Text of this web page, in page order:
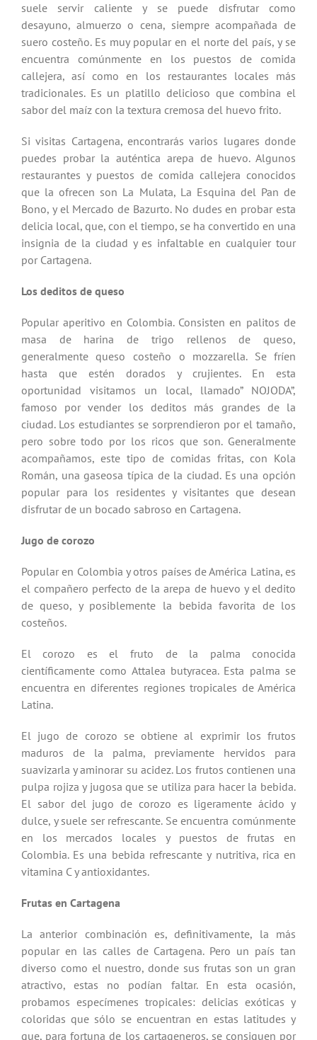
suele servir caliente y se puede disfrutar como
desayuno, almuerzo o cena, siempre acompañada de
suero costeño. Es muy popular en el norte del país, y se
encuentra comúnmente en los puestos de comida
callejera, así como en los restaurantes locales más
tradicionales. Es un platillo delicioso que combina el
sabor del maíz con la textura cremosa del huevo frito.
Si visitas Cartagena, encontrarás varios lugares donde
puedes probar la auténtica arepa de huevo. Algunos
restaurantes y puestos de comida callejera conocidos
que la ofrecen son La Mulata, La Esquina del Pan de
Bono, y el Mercado de Bazurto. No dudes en probar esta
delicia local, que, con el tiempo, se ha convertido en una
insignia de la ciudad y es infaltable en cualquier tour
por Cartagena.
Los deditos de queso
Popular aperitivo en Colombia. Consisten en palitos de
masa de harina de trigo rellenos de queso,
generalmente queso costeño o mozzarella. Se fríen
hasta que estén dorados y crujientes. En esta
oportunidad visitamos un local, llamado” NOJODA”,
famoso por vender los deditos más grandes de la
ciudad. Los estudiantes se sorprendieron por el tamaño,
pero sobre todo por los ricos que son. Generalmente
acompañamos, este tipo de comidas fritas, con Kola
Román, una gaseosa típica de la ciudad. Es una opción
popular para los residentes y visitantes que desean
disfrutar de un bocado sabroso en Cartagena.
Jugo de corozo
Popular en Colombia y otros países de América Latina, es
el compañero perfecto de la arepa de huevo y el dedito
de queso, y posiblemente la bebida favorita de los
costeños.
El corozo es el fruto de la palma conocida
científicamente como Attalea butyracea. Esta palma se
encuentra en diferentes regiones tropicales de América
Latina.
El jugo de corozo se obtiene al exprimir los frutos
maduros de la palma, previamente hervidos para
suavizarla y aminorar su acidez. Los frutos contienen una
pulpa rojiza y jugosa que se utiliza para hacer la bebida.
El sabor del jugo de corozo es ligeramente ácido y
dulce, y suele ser refrescante. Se encuentra comúnmente
en los mercados locales y puestos de frutas en
Colombia. Es una bebida refrescante y nutritiva, rica en
vitamina C y antioxidantes.
Frutas en Cartagena
La anterior combinación es, definitivamente, la más
popular en las calles de Cartagena. Pero un país tan
diverso como el nuestro, donde sus frutas son un gran
atractivo, estas no podían faltar. En esta ocasión,
probamos especímenes tropicales: delicias exóticas y
coloridas que sólo se encuentran en estas latitudes y
que, para fortuna de los cartageneros, se consiguen por